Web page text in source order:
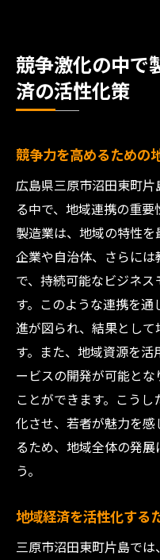
競争激化の中で
済の活性化策
競争力を高めるための
広島県三原市沼田東町
る中で、地域連携の重要
製造業は、地域の特性
企業や自治体、さらに
で、持続可能なビジネ
す。このような連携を
進が図られ、結果とし
す。また、地域資源を
ービスの開発が可能と
ことができます。こう
化させ、若者が魅力を
るため、地域全体の発
う。
地域経済を活性化する
三原市沼田東町片島で